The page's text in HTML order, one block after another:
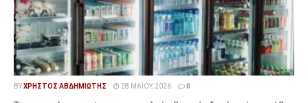
BYΧΡΉΣΤΟΣ ΑΒΔΗΜΙΏΤΗΣ 28 ΜΑΪ́ΟΥ, 2026 0